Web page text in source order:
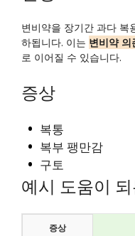
변비약을 장기간 과다 복
하됩니다. 이는 변비약 의
로 이어질 수 있습니다.
증상
복통
복부 팽만감
구토
예시 도움이
증상